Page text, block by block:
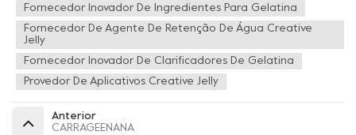
Fornecedor Inovador De Ingredientes Para Gelatina
Fornecedor De Agente De Retenção De Água Creative
Jelly
Fornecedor Inovador De Clarificadores De Gelatina
Provedor De Aplicativos Creative Jelly
Anterior
CARRAGEENANA